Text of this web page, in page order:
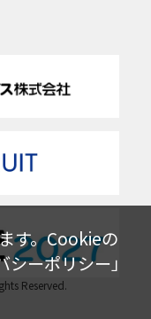
す。Cookieの
シーポリシー」
Reserved.